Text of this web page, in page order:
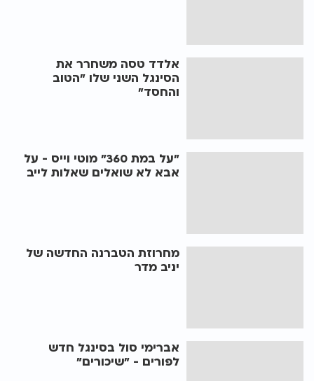
אלדד טסה משחרר את
הסינגל השני שלו "הטוב
והחסד"
"על במת 360" מוטי וייס - על
אבא לא שואלים שאלות לייב
מחרוזת הטברנה החדשה של
יניב מדר
אברימי סול בסינגל חדש
לפורים - "שיכורים"